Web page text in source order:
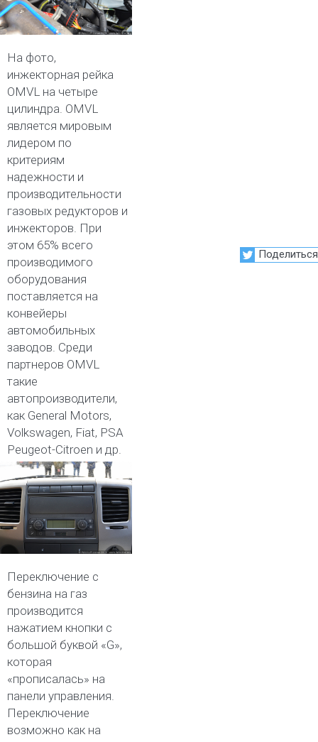
На фото,
инжекторная рейка
OMVL на четыре
цилиндра. OMVL
является мировым
лидером по
критериям
надежности и
производительности
газовых редукторов и
инжекторов. При
этом 65% всего
производимого
оборудования
поставляется на
конвейеры
автомобильных
заводов. Среди
партнеров OMVL
такие
автопроизводители,
как General Motors,
Volkswagen, Fiat, PSA
Peugeot-Citroen и др.
Переключение с
бензина на газ
производится
нажатием кнопки с
большой буквой «G»,
которая
«прописалась» на
панели управления.
Переключение
возможно как на
Поделиться